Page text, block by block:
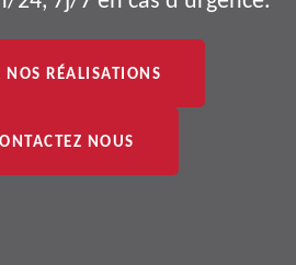
NOS RÉALISATIONS
NOUS